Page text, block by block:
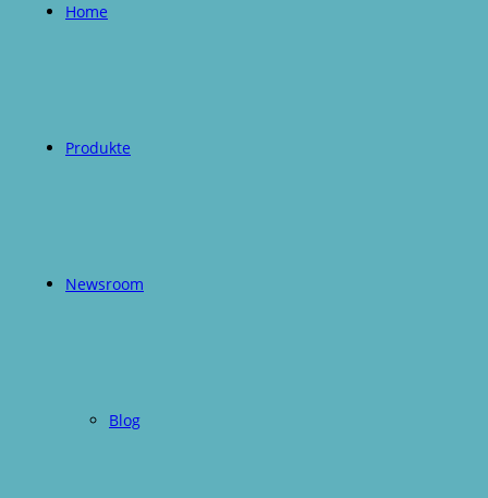
Home
Produkte
Newsroom
Blog